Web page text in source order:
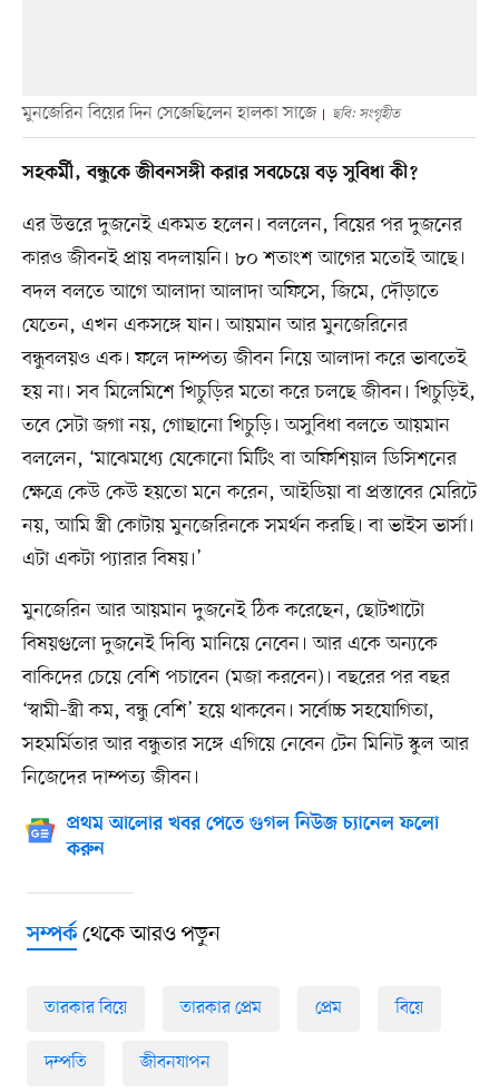
মুনজেরিন বিয়ের দিন সেজেছিলেন হালকা সাজে ছবি: সংগৃহীত
সহকর্মী, বন্ধুকে জীবনসঙ্গী করার সবচেয়ে বড় সুবিধা কী?
এর উত্তরে দুজনেই একমত হলেন। বললেন, বিয়ের পর দুজনের
কারও জীবনই প্রায় বদলায়নি। ৮০ শতাংশ আগের মতোই আছে।
বদল বলতে আগে আলাদা আলাদা অফিসে, জিমে, দৌড়াতে
যেতেন, এখন একসঙ্গে যান। আয়মান আর মুনজেরিনের
বন্ধুবলয়ও এক। ফলে দাম্পত্য জীবন নিয়ে আলাদা করে ভাবতেই
হয় না। সব মিলেমিশে খিচুড়ির মতো করে চলছে জীবন। খিচুড়িই,
তবে সেটা জগা নয়, গোছানো খিচুড়ি। অসুবিধা বলতে আয়মান
বললেন, ‘মাঝেমধ্যে যেকোনো মিটিং বা অফিশিয়াল ডিসিশনের
ক্ষেত্রে কেউ কেউ হয়তো মনে করেন, আইডিয়া বা প্রস্তাবের মেরিটে
নয়, আমি স্ত্রী কোটায় মুনজেরিনকে সমর্থন করছি। বা ভাইস ভার্সা।
এটা একটা প্যারার বিষয়।’
মুনজেরিন আর আয়মান দুজনেই ঠিক করেছেন, ছোটখাটো
বিষয়গুলো দুজনেই দিব্যি মানিয়ে নেবেন। আর একে অন্যকে
বাকিদের চেয়ে বেশি পচাবেন (মজা করবেন)। বছরের পর বছর
‘স্বামী–স্ত্রী কম, বন্ধু বেশি’ হয়ে থাকবেন। সর্বোচ্চ সহযোগিতা,
সহমর্মিতার আর বন্ধুতার সঙ্গে এগিয়ে নেবেন টেন মিনিট স্কুল আর
নিজেদের দাম্পত্য জীবন।
প্রথম আলোর খবর পেতে গুগল নিউজ চ্যানেল ফলো
করুন
সম্পর্কথেকে আরও পড়ুন
তারকার বিয়ে তারকার প্রেম প্রেম বিয়ে
দম্পতি জীবনযাপন